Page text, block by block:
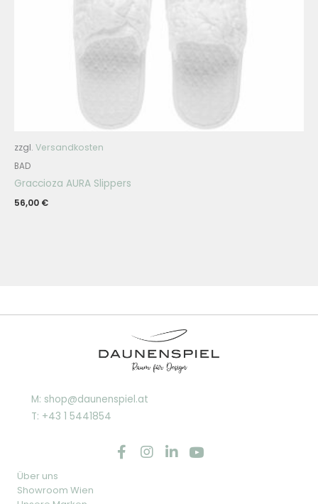
zzgl. Versandkosten
BAD
Graccioza AURA Slippers
56,00 €
M: shop@daunenspiel.at
T: +43 1 5441854
Über uns
Showroom Wien